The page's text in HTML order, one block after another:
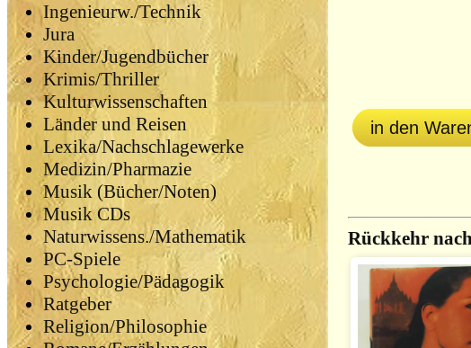
Ingenieurw./Technik
Jura
Kinder/Jugendbücher
Krimis/Thriller
Kulturwissenschaften
Länder und Reisen
Lexika/Nachschlagewerke
Medizin/Pharmazie
Musik (Bücher/Noten)
Musik CDs
Naturwissens./Mathematik
PC-Spiele
Psychologie/Pädagogik
Ratgeber
Religion/Philosophie
in den
Rückkehr